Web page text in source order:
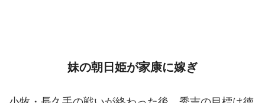
妹の朝日姫が家康に嫁ぎ